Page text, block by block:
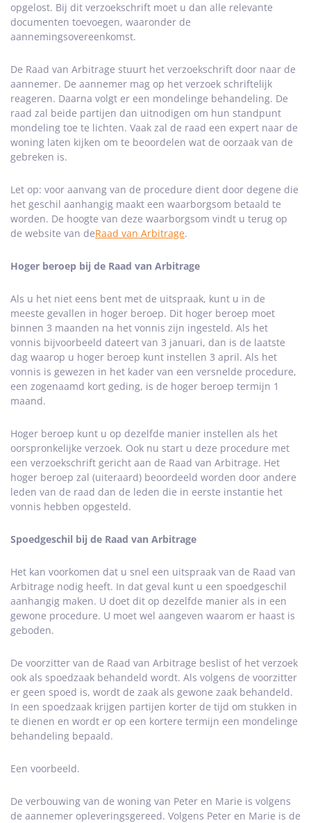
opgelost. Bij dit verzoekschrift moet u dan alle relevante
documenten toevoegen, waaronder de
aannemingsovereenkomst.
De Raad van Arbitrage stuurt het verzoekschrift door naar de
aannemer. De aannemer mag op het verzoek schriftelijk
reageren. Daarna volgt er een mondelinge behandeling. De
raad zal beide partijen dan uitnodigen om hun standpunt
mondeling toe te lichten. Vaak zal de raad een expert naar de
woning laten kijken om te beoordelen wat de oorzaak van de
gebreken is.
Let op: voor aanvang van de procedure dient door degene die
het geschil aanhangig maakt een waarborgsom betaald te
worden. De hoogte van deze waarborgsom vindt u terug op
de website van deRaad van Arbitrage.
Hoger beroep bij de Raad van Arbitrage
Als u het niet eens bent met de uitspraak, kunt u in de
meeste gevallen in hoger beroep. Dit hoger beroep moet
binnen 3 maanden na het vonnis zijn ingesteld. Als het
vonnis bijvoorbeeld dateert van 3 januari, dan is de laatste
dag waarop u hoger beroep kunt instellen 3 april. Als het
vonnis is gewezen in het kader van een versnelde procedure,
een zogenaamd kort geding, is de hoger beroep termijn 1
maand.
Hoger beroep kunt u op dezelfde manier instellen als het
oorspronkelijke verzoek. Ook nu start u deze procedure met
een verzoekschrift gericht aan de Raad van Arbitrage. Het
hoger beroep zal (uiteraard) beoordeeld worden door andere
leden van de raad dan de leden die in eerste instantie het
vonnis hebben opgesteld.
Spoedgeschil bij de Raad van Arbitrage
Het kan voorkomen dat u snel een uitspraak van de Raad van
Arbitrage nodig heeft. In dat geval kunt u een spoedgeschil
aanhangig maken. U doet dit op dezelfde manier als in een
gewone procedure. U moet wel aangeven waarom er haast is
geboden.
De voorzitter van de Raad van Arbitrage beslist of het verzoek
ook als spoedzaak behandeld wordt. Als volgens de voorzitter
er geen spoed is, wordt de zaak als gewone zaak behandeld.
In een spoedzaak krijgen partijen korter de tijd om stukken in
te dienen en wordt er op een kortere termijn een mondelinge
behandeling bepaald.
Een voorbeeld.
De verbouwing van de woning van Peter en Marie is volgens
de aannemer opleveringsgereed. Volgens Peter en Marie is de